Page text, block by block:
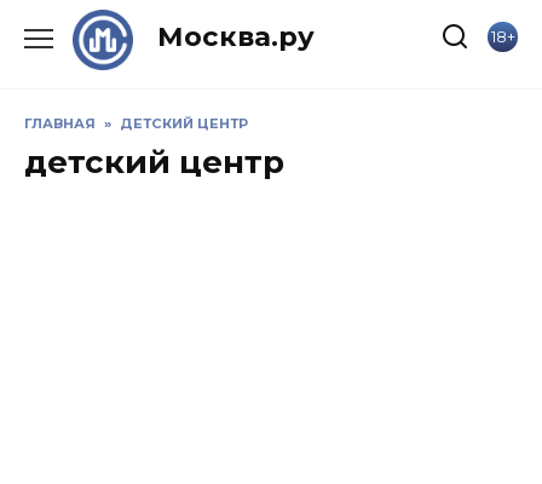
Москва.ру 18+
ГЛАВНАЯ » ДЕТСКИЙ ЦЕНТР
детский центр